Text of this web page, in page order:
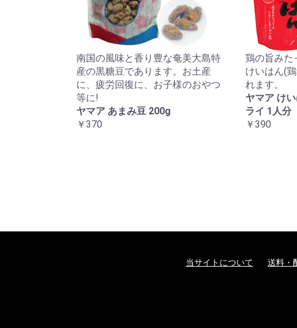
南国の風味と香り豊な奄美大島特
産の黒糖豆であります。お土産
に、疲労回復に、お子様のおやつ
等に!
ヤマア あまみ豆 200g
￥370
鶏の旨みた
けいはん(
れます。
ヤマア け
ライ 1人分
￥390
当サイトについて 送料・